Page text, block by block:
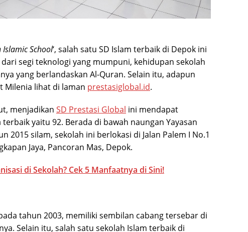
Islamic School‘, salah satu SD Islam terbaik di Depok ini
segi teknologi yang mumpuni, kehidupan sekolah
yang berlandaskan Al-Quran. Selain itu, adapun
Milenia lihat di laman prestasiglobal.id.
menjadikan SD Prestasi Global ini mendapat
yaitu 92. Berada di bawah naungan Yayasan
2015 silam, sekolah ini berlokasi di Jalan Palem I No.1
Jaya, Pancoran Mas, Depok.
di Sekolah? Cek 5 Manfaatnya di Sini!
tahun 2003, memiliki sembilan cabang tersebar di
Selain itu, salah satu sekolah Islam terbaik di